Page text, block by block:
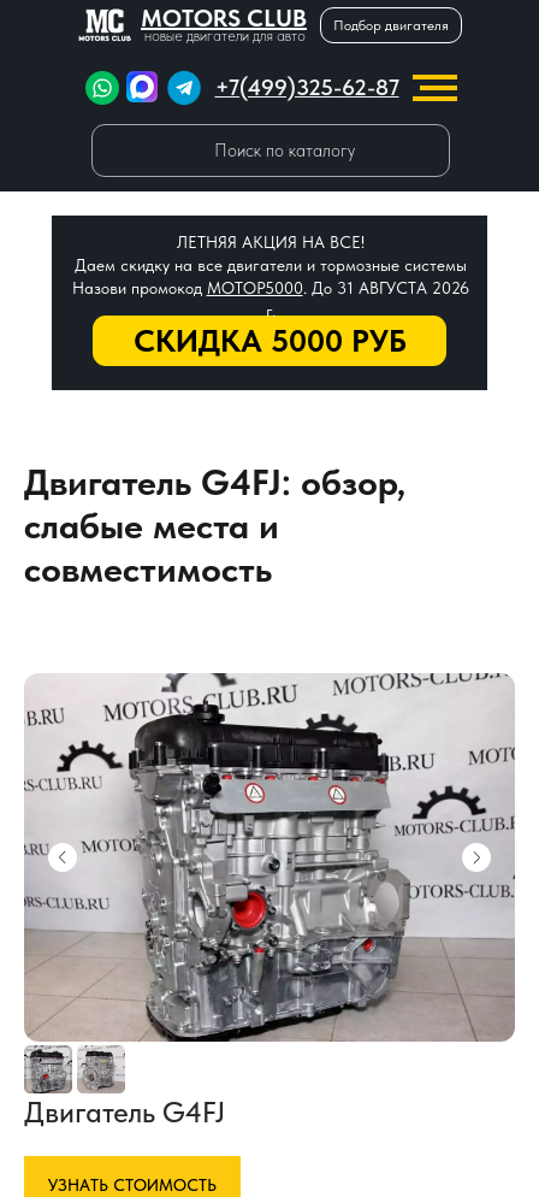
MOTORS CLUB
новые двигатели для авто
Подбор двигателя
+7(499)325-62-87
Поиск по каталогу
СКИДКА 5000 РУБ
ЛЕТНЯЯ АКЦИЯ НА ВСЕ!
Даем скидку на все двигатели и тормозные системы
Назови промокод МОТОР5000. До 31 АВГУСТА 2026
г.
Двигатель G4FJ: обзор,
слабые места и
совместимость
Двигатель G4FJ
УЗНАТЬ СТОИМОСТЬ